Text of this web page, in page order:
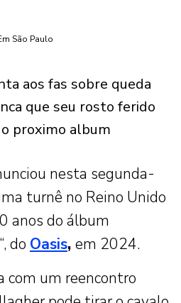
São Paulo
nesta segunda-
turnê no Reino Unido
anos do álbum
“, do Oasis, em 2024.
com um reencontro